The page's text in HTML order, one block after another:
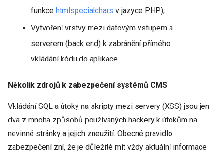
funkce htmlspecialchars v jazyce PHP);
Vytvoření vrstvy mezi datovým vstupem a
serverem (back end) k zabránění přímého
vkládání kódu do aplikace.
Několik zdrojů k zabezpečení systémů CMS
Vkládání SQL a útoky na skripty mezi servery (XSS) jsou jen
dva z mnoha způsobů používaných hackery k útokům na
nevinné stránky a jejich zneužití. Obecné pravidlo
zabezpečení zní, že je důležité mít vždy aktuální informace